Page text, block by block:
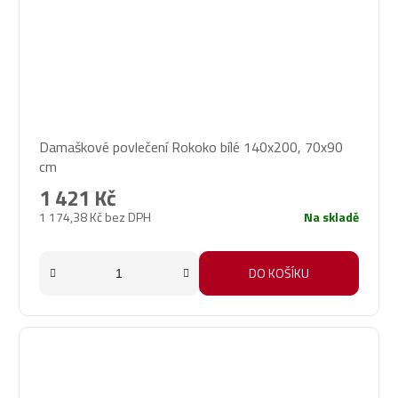
Damaškové povlečení Rokoko bílé 140x200, 70x90
cm
1 174,38 Kč bez DPH
1 421 Kč
Na skladě
DO KOŠÍKU